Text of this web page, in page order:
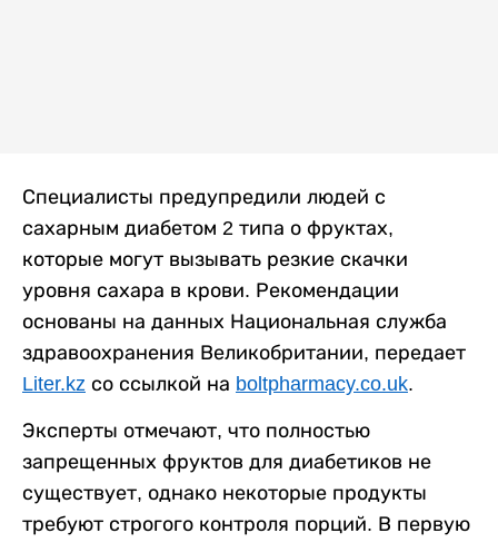
Специалисты предупредили людей с
сахарным диабетом 2 типа о фруктах,
которые могут вызывать резкие скачки
уровня сахара в крови. Рекомендации
основаны на данных Национальная служба
здравоохранения Великобритании, передает
Liter.kz со ссылкой на boltpharmacy.co.uk.
Эксперты отмечают, что полностью
запрещенных фруктов для диабетиков не
существует, однако некоторые продукты
требуют строгого контроля порций. В первую